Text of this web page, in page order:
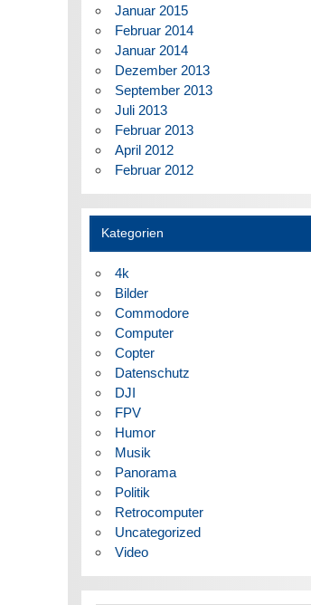
Januar 2015
Februar 2014
Januar 2014
Dezember 2013
September 2013
Juli 2013
Februar 2013
April 2012
Februar 2012
Kategorien
4k
Bilder
Commodore
Computer
Copter
Datenschutz
DJI
FPV
Humor
Musik
Panorama
Politik
Retrocomputer
Uncategorized
Video